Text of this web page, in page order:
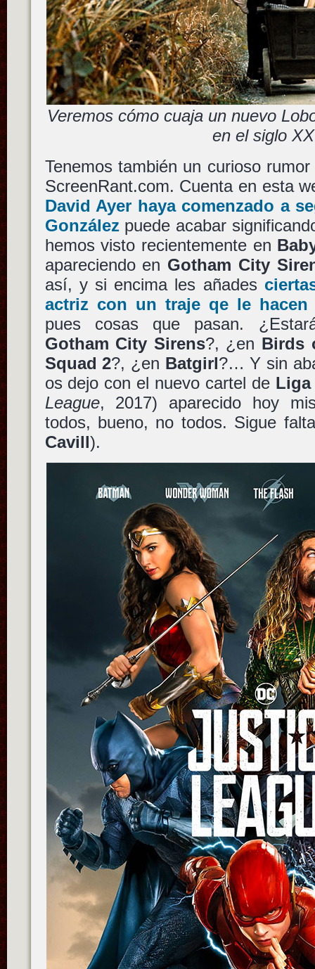
Veremos cómo cuaja un nuevo
en el siglo
Tenemos también un curioso
ScreenRant.com. Cuenta en esta
David Ayer haya comenzado a
Gonzálezpuede acabar
hemos visto recientemente en
apareciendo en Gotham City
así, y si encima les añades
actriz con un traje qe le
pues cosas que pasan.
Gotham City Sirens?, ¿en Birds
Squad 2?, ¿en Batgirl?… Y sin
os dejo con el nuevo cartel de
League, 2017) aparecido hoy
todos, bueno, no todos. Sigue
Cavill).